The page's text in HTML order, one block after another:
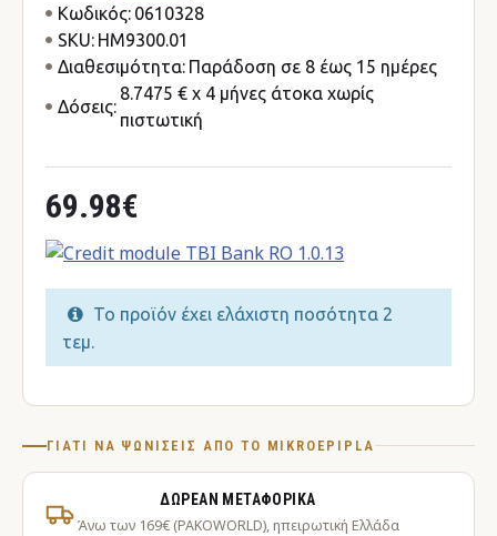
69.98€
Κωδικός: 0610328
SKU: HM9300.01
Διαθεσιμότητα: Παράδοση σε 8 έως 15 ημέρες
Δόσεις:
8.7475 € x 4 μήνες άτοκα χωρίς
πιστωτική
Το προϊόν έχει ελάχιστη ποσότητα 2
τεμ.
ΓΙΑΤΊ ΝΑ ΨΩΝΊΣΕΙΣ ΑΠΌ ΤΟ MIKROEPIPLA
ΔΩΡΕΆΝ ΜΕΤΑΦΟΡΙΚΆ
Άνω των 169€ (PAKOWORLD), ηπειρωτική Ελλάδα